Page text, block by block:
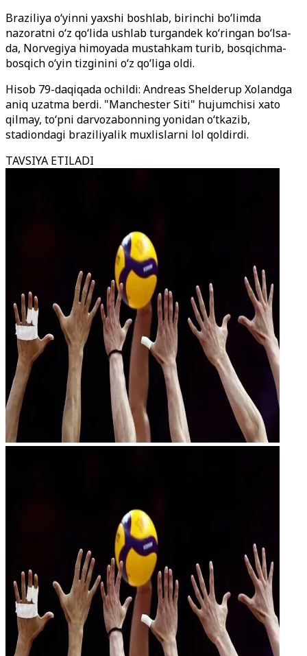
Braziliya o‘yinni yaxshi boshlab, birinchi bo‘limda
nazoratni o‘z qo‘lida ushlab turgandek ko‘ringan bo‘lsa-
da, Norvegiya himoyada mustahkam turib, bosqichma-
bosqich o‘yin tizginini o‘z qo‘liga oldi.
Hisob 79-daqiqada ochildi: Andreas Shelderup Xolandga
aniq uzatma berdi. "Manchester Siti" hujumchisi xato
qilmay, to‘pni darvozabonning yonidan o‘tkazib,
stadiondagi braziliyalik muxlislarni lol qoldirdi.
TAVSIYA ETILADI